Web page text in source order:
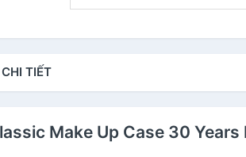
CHI TIẾT
Make Up Case 30